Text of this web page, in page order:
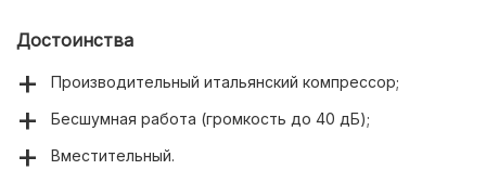
Достоинства
Производительный итальянский компрессор;
Бесшумная работа (громкость до 40 дБ);
Вместительный.